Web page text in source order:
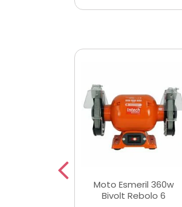
Moto Esmeril 360w
Bivolt Rebolo 6